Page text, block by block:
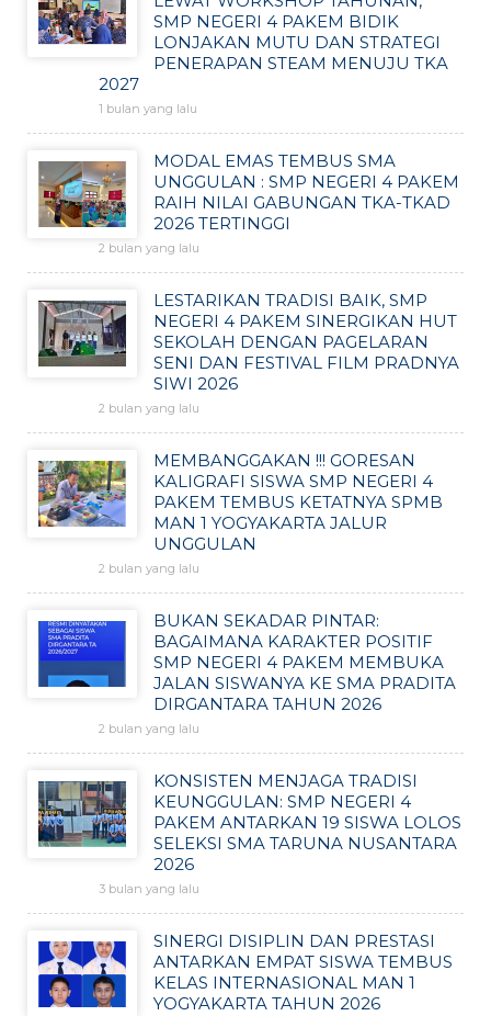
SMP NEGERI 4 PAKEM BIDIK
LONJAKAN MUTU DAN STRATEGI
PENERAPAN STEAM MENUJU TKA
2027
1 bulan yang lalu
MODAL EMAS TEMBUS SMA
UNGGULAN : SMP NEGERI 4 PAKEM
RAIH NILAI GABUNGAN TKA-TKAD
2026 TERTINGGI
2 bulan yang lalu
LESTARIKAN TRADISI BAIK, SMP
NEGERI 4 PAKEM SINERGIKAN HUT
SEKOLAH DENGAN PAGELARAN
SENI DAN FESTIVAL FILM PRADNYA
SIWI 2026
2 bulan yang lalu
MEMBANGGAKAN !!! GORESAN
KALIGRAFI SISWA SMP NEGERI 4
PAKEM TEMBUS KETATNYA SPMB
MAN 1 YOGYAKARTA JALUR
UNGGULAN
2 bulan yang lalu
BUKAN SEKADAR PINTAR:
BAGAIMANA KARAKTER POSITIF
SMP NEGERI 4 PAKEM MEMBUKA
JALAN SISWANYA KE SMA PRADITA
DIRGANTARA TAHUN 2026
2 bulan yang lalu
KONSISTEN MENJAGA TRADISI
KEUNGGULAN: SMP NEGERI 4
PAKEM ANTARKAN 19 SISWA LOLOS
SELEKSI SMA TARUNA NUSANTARA
2026
3 bulan yang lalu
SINERGI DISIPLIN DAN PRESTASI
ANTARKAN EMPAT SISWA TEMBUS
KELAS INTERNASIONAL MAN 1
YOGYAKARTA TAHUN 2026